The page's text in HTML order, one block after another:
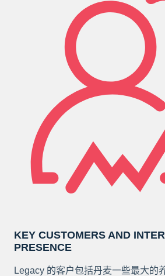
KEY CUSTOMERS AND
PRESENCE
Legacy 的客户包括丹麦一些最大的